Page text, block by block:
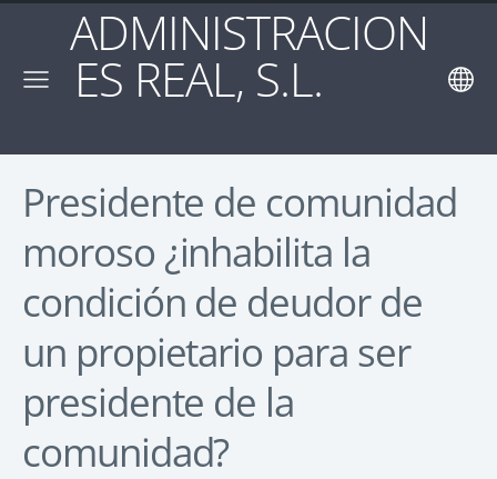
ADMINISTRACION
ES REAL, S.L.
Presidente de comunidad
moroso ¿inhabilita la
condición de deudor de
un propietario para ser
presidente de la
comunidad?